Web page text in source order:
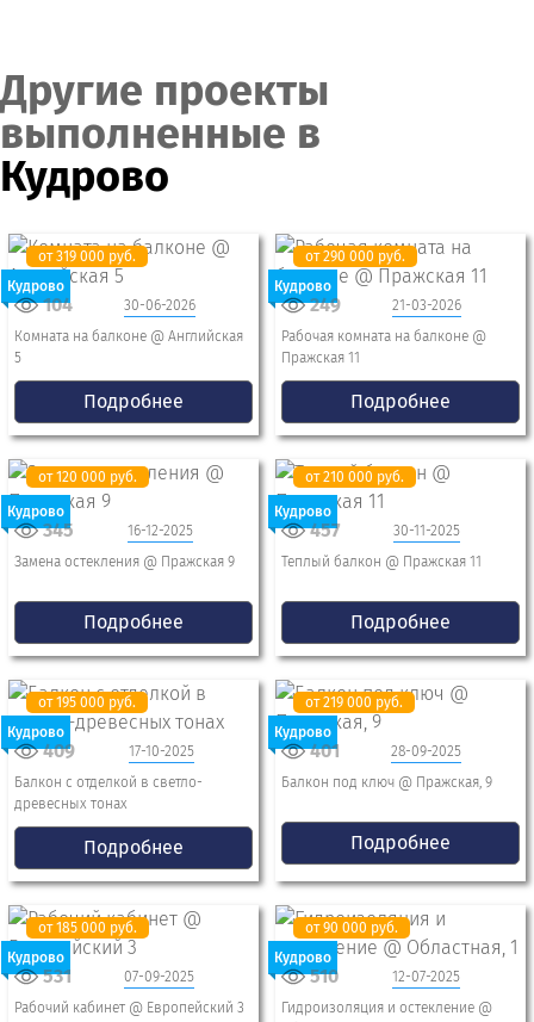
Другие проекты
выполненные в
Кудрово
Кудрово
от 319 000 руб.
30-06-2026
104
Комната на балконе @ Английская
5
Подробнее
Кудрово
от 290 000 руб.
21-03-2026
249
Рабочая комната на балконе @
Пражская 11
Подробнее
Кудрово
от 120 000 руб.
16-12-2025
345
Замена остекления @ Пражская 9
Подробнее
Кудрово
от 210 000 руб.
30-11-2025
457
Теплый балкон @ Пражская 11
Подробнее
Кудрово
от 195 000 руб.
17-10-2025
409
Балкон с отделкой в светло-
древесных тонах
Подробнее
Кудрово
от 219 000 руб.
28-09-2025
401
Балкон под ключ @ Пражская, 9
Подробнее
Кудрово
от 185 000 руб.
07-09-2025
531
Рабочий кабинет @ Европейский 3
Кудрово
от 90 000 руб.
12-07-2025
510
Гидроизоляция и остекление @